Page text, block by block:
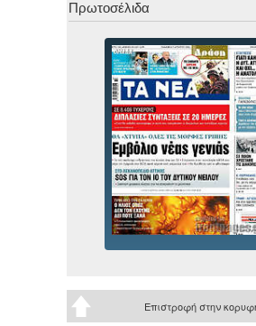
Πρωτοσέλιδα
Επιστροφή στην